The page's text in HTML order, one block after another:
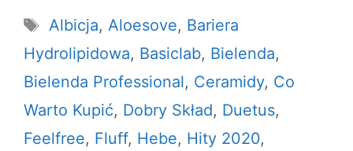
Tagi
Albicja, Aloesove, Bariera
Hydrolipidowa, Basiclab, Bielenda,
Bielenda Professional, Ceramidy, Co
Warto Kupić, Dobry Skład, Duetus,
Feelfree, Fluff, Hebe, Hity 2020,